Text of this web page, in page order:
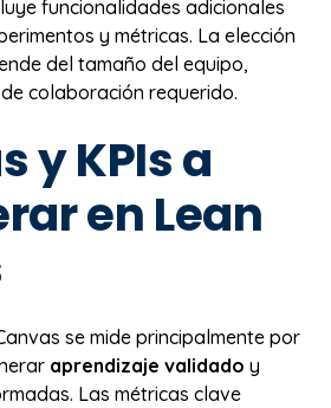
funcionalidades adicionales
y métricas. La elección
del tamaño del equipo,
colaboración requerido.
y KPIs a
en Lean
se mide principalmente por
aprendizaje validado y
Las métricas clave